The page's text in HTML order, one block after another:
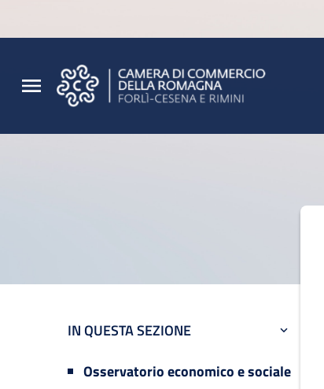
IN QUESTA SEZIONE
Osservatorio economico e sociale